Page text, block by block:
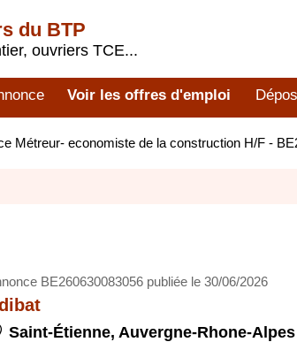
du BTP
ouvriers TCE...
Voir les offres d'emploi
Métreur- economiste de la construction H/F -
BE260630083056 publiée le 30/06/2026
Saint-Étienne, Auvergne-Rhone-Alpes